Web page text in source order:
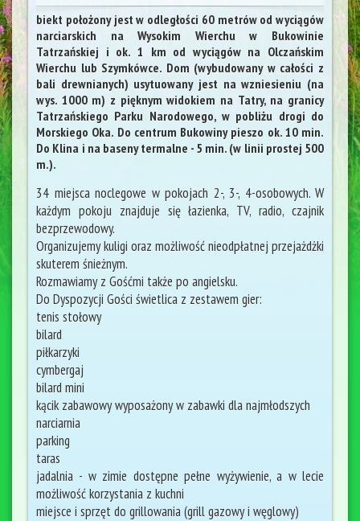
biekt położony jest w odległości 60 metrów od wyciągów
narciarskich na Wysokim Wierchu w Bukowinie
Tatrzańskiej i ok. 1 km od wyciągów na Olczańskim
Wierchu lub Szymkówce. Dom (wybudowany w całości z
bali drewnianych) usytuowany jest na wzniesieniu (na
wys. 1000 m) z pięknym widokiem na Tatry, na granicy
Tatrzańskiego Parku Narodowego, w pobliżu drogi do
Morskiego Oka. Do centrum Bukowiny pieszo ok. 10 min.
Do Klina i na baseny termalne - 5 min. (w linii prostej 500
m.).
34 miejsca noclegowe w pokojach 2-, 3-, 4-osobowych. W
każdym pokoju znajduje się łazienka, TV, radio, czajnik
bezprzewodowy.
Organizujemy kuligi oraz możliwość nieodpłatnej przejażdżki
skuterem śnieżnym.
Rozmawiamy z Gośćmi także po angielsku.
Do Dyspozycji Gości świetlica z zestawem gier:
tenis stołowy
bilard
piłkarzyki
cymbergaj
bilard mini
kącik zabawowy wyposażony w zabawki dla najmłodszych
narciarnia
parking
taras
jadalnia - w zimie dostępne pełne wyżywienie, a w lecie
możliwość korzystania z kuchni
miejsce i sprzęt do grillowania (grill gazowy i węglowy)